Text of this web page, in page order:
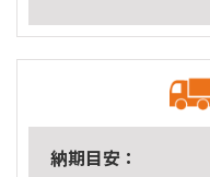
納期目安：